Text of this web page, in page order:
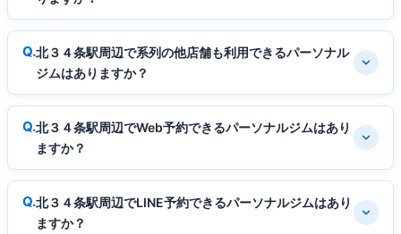
北３４条駅周辺で系列の他店舗も利用できるパーソナル
ジムはありますか？
北３４条駅周辺でWeb予約できるパーソナルジムはあり
ますか？
北３４条駅周辺でLINE予約できるパーソナルジムはあり
ますか？